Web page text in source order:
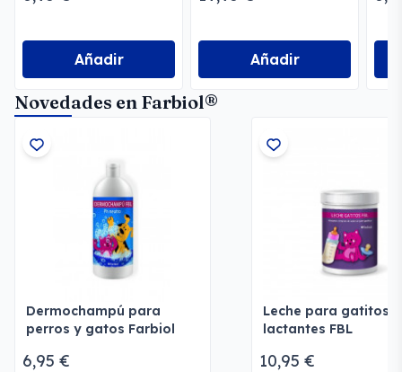
Añadir Añadir
Novedades en Farbiol®
Dermochampú para
perros y gatos Farbiol
6,95 €
Leche para gatitos
lactantes FBL
10,95 €